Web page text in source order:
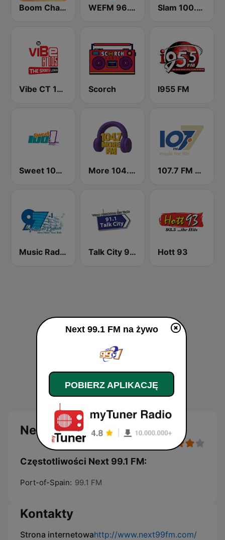
Boom Champions 94.1 FM WEFM 96.1 FM Slam 100.5 FM
Vibe CT 105.1 FM Scorch I955 FM
Sweet 100 FM More 104.7 FM 107.7 FM Music For Life
Music Radio 97.1 FM Talk City 91.1 FM Hott 93
Next 99.1 FM
Częstotliwości Next 99.1 FM:
Port-of-Spain: 99.1 FM
Kontakty
Strona internetowahttp://www.next99fm.com/
Next 99.1 FM na żywo
POBIERZ APLIKACJĘ